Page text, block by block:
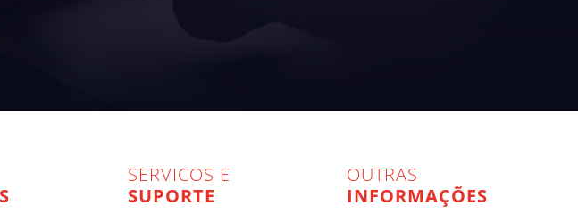
SERVICOS E
SUPORTE
OUTRAS
INFORMAÇÕES